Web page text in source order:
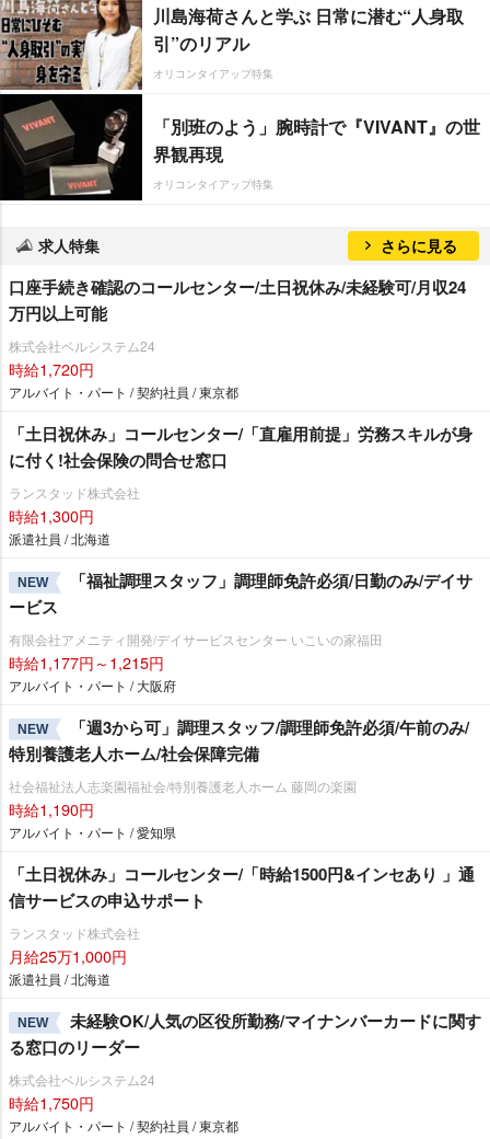
川島海荷さんと学ぶ 日常に潜む“人身取
引”のリアル
オリコンタイアップ特集
「別班のよう」腕時計で『VIVANT』の世
界観再現
オリコンタイアップ特集
求人特集 さらに見る
口座手続き確認のコールセンター/土日祝休み/未経験可/月収24
万円以上可能
株式会社ベルシステム24
時給1,720円
アルバイト・パート / 契約社員 / 東京都
「土日祝休み」コールセンター/「直雇用前提」労務スキルが身
に付く!社会保険の問合せ窓口
ランスタッド株式会社
時給1,300円
派遣社員 / 北海道
NEW
「福祉調理スタッフ」調理師免許必須/日勤のみ/デイサ
ービス
有限会社アメニティ開発/デイサービスセンター いこいの家福田
時給1,177円～1,215円
アルバイト・パート / 大阪府
NEW
「週3から可」調理スタッフ/調理師免許必須/午前のみ/
特別養護老人ホーム/社会保障完備
社会福祉法人志楽園福祉会/特別養護老人ホーム 藤岡の楽園
時給1,190円
アルバイト・パート / 愛知県
「土日祝休み」コールセンター/「時給1500円&インセあり 」通
信サービスの申込サポート
ランスタッド株式会社
月給25万1,000円
派遣社員 / 北海道
NEW
未経験OK/人気の区役所勤務/マイナンバーカードに関す
る窓口のリーダー
株式会社ベルシステム24
時給1,750円
アルバイト・パート / 契約社員 / 東京都